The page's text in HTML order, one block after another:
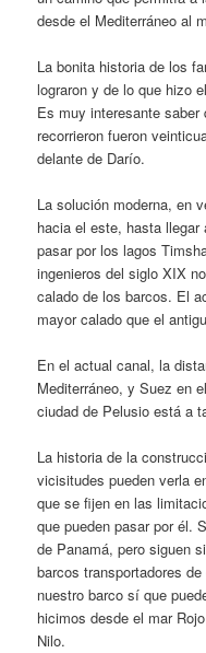
desde el Mediterráneo al
La bonita historia de los
lograron y de lo que hizo
Es muy interesante
recorrieron fueron
delante de Darío.
La solución moderna, en
hacia el este, hasta
pasar por los lagos
ingenieros del siglo XIX
calado de los barcos. El
mayor calado que el
En el actual canal, la
Mediterráneo, y Suez en
ciudad de Pelusio está a
La historia de la
vicisitudes pueden verla
que se fijen en las
que pueden pasar por él.
de Panamá, pero siguen
barcos transportadores
nuestro barco sí que
hicimos desde el mar
Nilo.